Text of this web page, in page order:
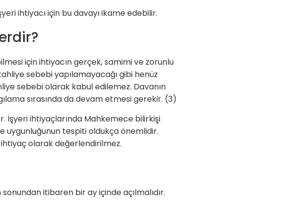
ihtiyacı için bu davayı ikame edebilir.
için ihtiyacın gerçek, samimi ve zorunlu
sebebi yapılamayacağı gibi henüz
sebebi olarak kabul edilemez. Davanın
sırasında da devam etmesi gerekir. (3)
İşyeri ihtiyaçlarında Mahkemece bilirkişi
uygunluğunun tespiti oldukça önemlidir.
ihtiyaç olarak değerlendirilmez.
itibaren bir ay içinde açılmalıdır.